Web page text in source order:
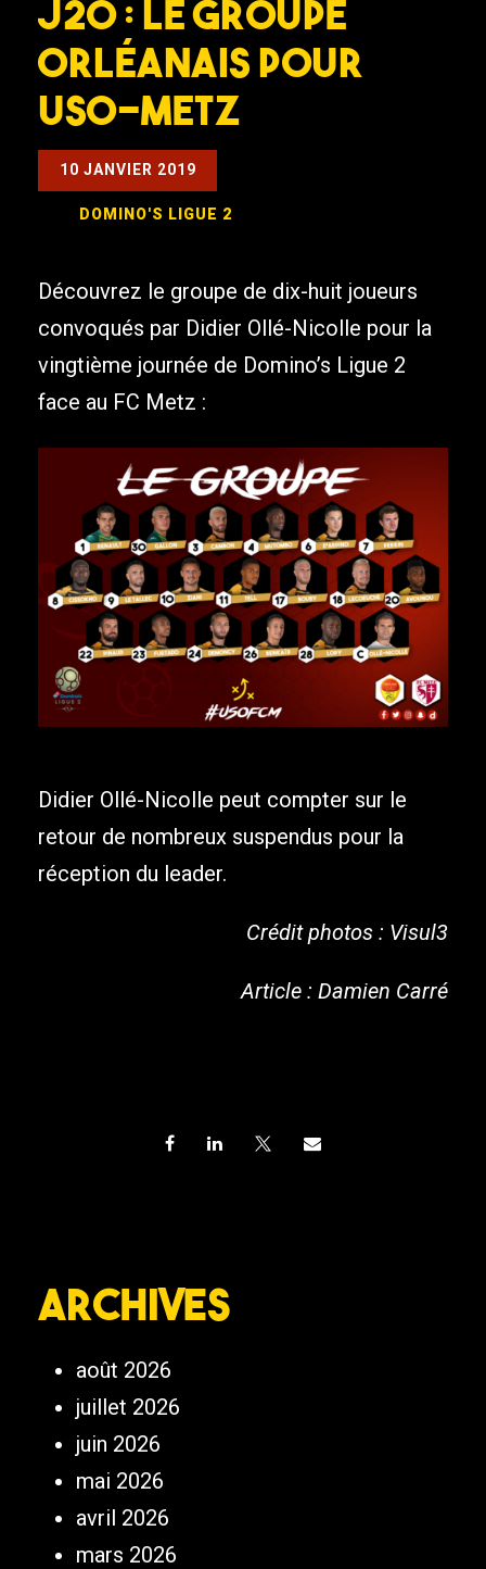
J20 : Le groupe
orléanais pour
USO-Metz
10 JANVIER 2019
DOMINO'S LIGUE 2
Découvrez le groupe de dix-huit joueurs
convoqués par Didier Ollé-Nicolle pour la
vingtième journée de Domino’s Ligue 2
face au FC Metz :
Didier Ollé-Nicolle peut compter sur le
retour de nombreux suspendus pour la
réception du leader.
Crédit photos : Visul3
Article : Damien Carré
Archives
août 2026
juillet 2026
juin 2026
mai 2026
avril 2026
mars 2026